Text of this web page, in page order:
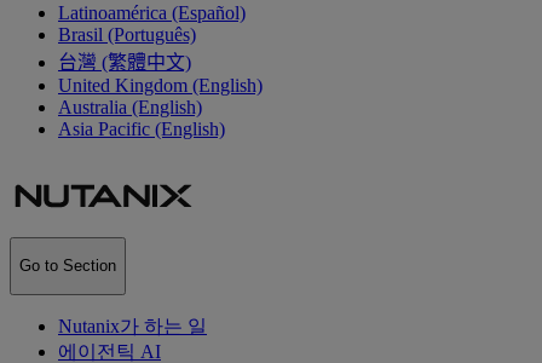
Latinoamérica (Español)
Brasil (Português)
台灣 (繁體中文)
United Kingdom (English)
Australia (English)
Asia Pacific (English)
Go to Section
Nutanix가 하는 일
에이전틱 AI